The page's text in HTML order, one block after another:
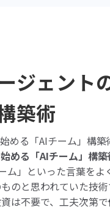
ジェント
築術
める「AIチーム」構築
める「AIチーム」構
ム」といった言葉をよ
のと思われていた技
は不要で、工夫次第で